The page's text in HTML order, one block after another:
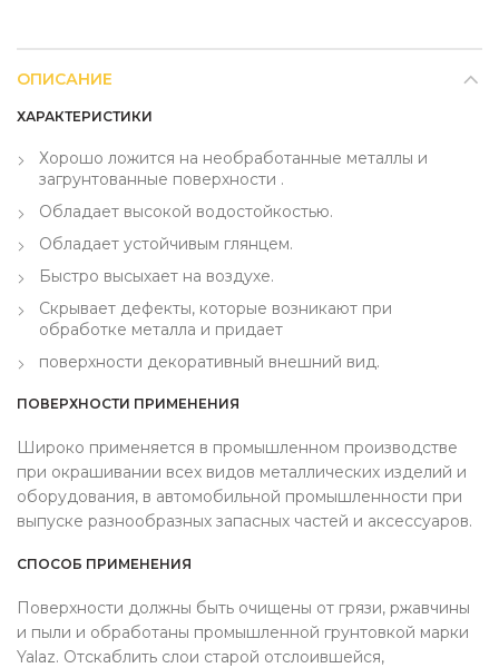
ОПИСАНИЕ
ХАРАКТЕРИСТИКИ
Хорошо ложится на необработанные металлы и
загрунтованные поверхности .
Обладает высокой водостойкостью.
Обладает устойчивым глянцем.
Быстро высыхает на воздухе.
Скрывает дефекты, которые возникают при
обработке металла и придает
поверхности декоративный внешний вид.
ПОВЕРХНОСТИ ПРИМЕНЕНИЯ
Широко применяется в промышленном производстве
при окрашивании всех видов металлических изделий и
оборудования, в автомобильной промышленности при
выпуске разнообразных запасных частей и аксессуаров.
СПОСОБ ПРИМЕНЕНИЯ
Поверхности должны быть очищены от грязи, ржавчины
и пыли и обработаны промышленной грунтовкой марки
Yalaz. Отскаблить слои старой отслоившейся,